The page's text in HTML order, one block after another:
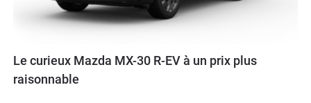
Le curieux Mazda MX-30 R-EV à un prix plus
raisonnable